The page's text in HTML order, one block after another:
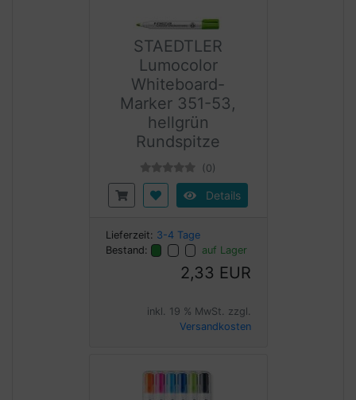
STAEDTLER
Lumocolor
Whiteboard-
Marker 351-53,
hellgrün
Rundspitze
(0)
Details
Lieferzeit: 3-4 Tage
Bestand:
auf Lager
2,33 EUR
inkl. 19 % MwSt. zzgl.
Versandkosten